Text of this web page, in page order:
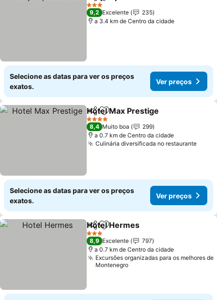
3 Estrelas
9,2 Excelente
235
a 3.4 km de Centro da cidade
Selecione as datas para ver os preços
exatos.
Ver preços
PartilharAdicionar aos favoritos
Hotel Max Prestige
4 Estrelas
8,4 Muito boa
299
a 0.7 km de Centro da cidade
Culinária diversificada no restaurante
Selecione as datas para ver os preços
exatos.
Ver preços
PartilharAdicionar aos favoritos
Hotel Hermes
3 Estrelas
8,9 Excelente
797
a 0.7 km de Centro da cidade
Excursões organizadas para os melhores de
Montenegro